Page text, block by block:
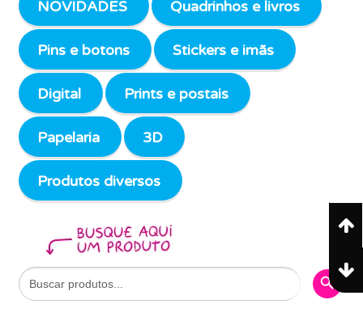
NOVIDADES Quadrinhos e livros
Pins e botons Stickers e imãs
Digital Prints e postais
Papelaria 3D
Produtos diversos
Search
for:
Search